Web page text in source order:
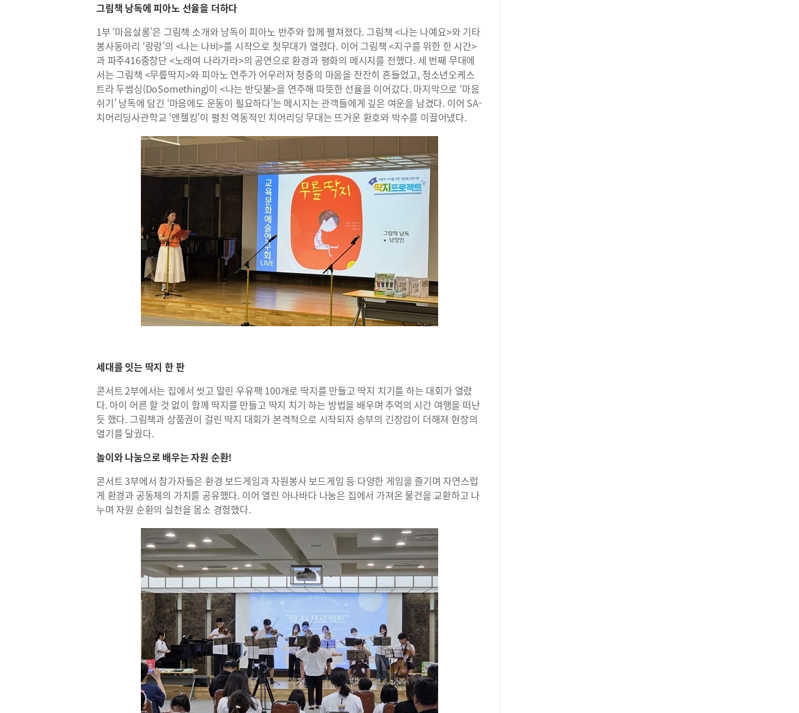
그림책 낭독에 피아노 선율을 더하다
1부 ‘마음살롱’은 그림책 소개와 낭독이 피아노 반주와 함께 펼쳐졌다. 그림책 <나는 나예요>와 기타
봉사동아리 ‘랑랑’의 <나는 나비>를 시작으로 첫무대가 열렸다. 이어 그림책 <지구를 위한 한 시간>
과 파주416중창단 <노래여 나라가라>의 공연으로 환경과 평화의 메시지를 전했다. 세 번째 무대에
서는 그림책 <무릎딱지>와 피아노 연주가 어우러져 청중의 마음을 잔잔히 흔들었고, 청소년오케스
트라 두썸싱(DoSomething)이 <나는 반딧불>을 연주해 따뜻한 선율을 이어갔다. 마지막으로 ‘마음
쉬기’ 낭독에 담긴 ‘마음에도 운동이 필요하다’는 메시지는 관객들에게 깊은 여운을 남겼다. 이어 SA-
치어리딩사관학교 ‘엔젤킹’이 펼친 역동적인 치어리딩 무대는 뜨거운 환호와 박수를 이끌어냈다.
세대를 잇는 딱지 한 판
콘서트 2부에서는 집에서 씻고 말린 우유팩 100개로 딱지를 만들고 딱지 치기를 하는 대회가 열렸
다. 아이 어른 할 것 없이 함께 딱지를 만들고 딱지 치기 하는 방법을 배우며 추억의 시간 여행을 떠난
듯 했다. 그림책과 상품권이 걸린 딱지 대회가 본격적으로 시작되자 승부의 긴장감이 더해져 현장의
열기를 달궜다.
놀이와 나눔으로 배우는 자원 순환!
콘서트 3부에서 참가자들은 환경 보드게임과 자원봉사 보드게임 등 다양한 게임을 즐기며 자연스럽
게 환경과 공동체의 가치를 공유했다. 이어 열린 아나바다 나눔은 집에서 가져온 물건을 교환하고 나
누며 자원 순환의 실천을 몸소 경험했다.